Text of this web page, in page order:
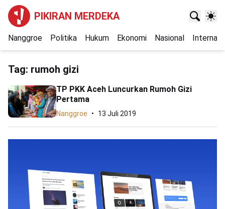
PIKIRAN MERDEKA
Nanggroe Politika Hukum Ekonomi Nasional
Tag: rumoh gizi
TP PKK Aceh Luncurkan Rumoh Gizi
Pertama
Nanggroe 13 Juli 2019